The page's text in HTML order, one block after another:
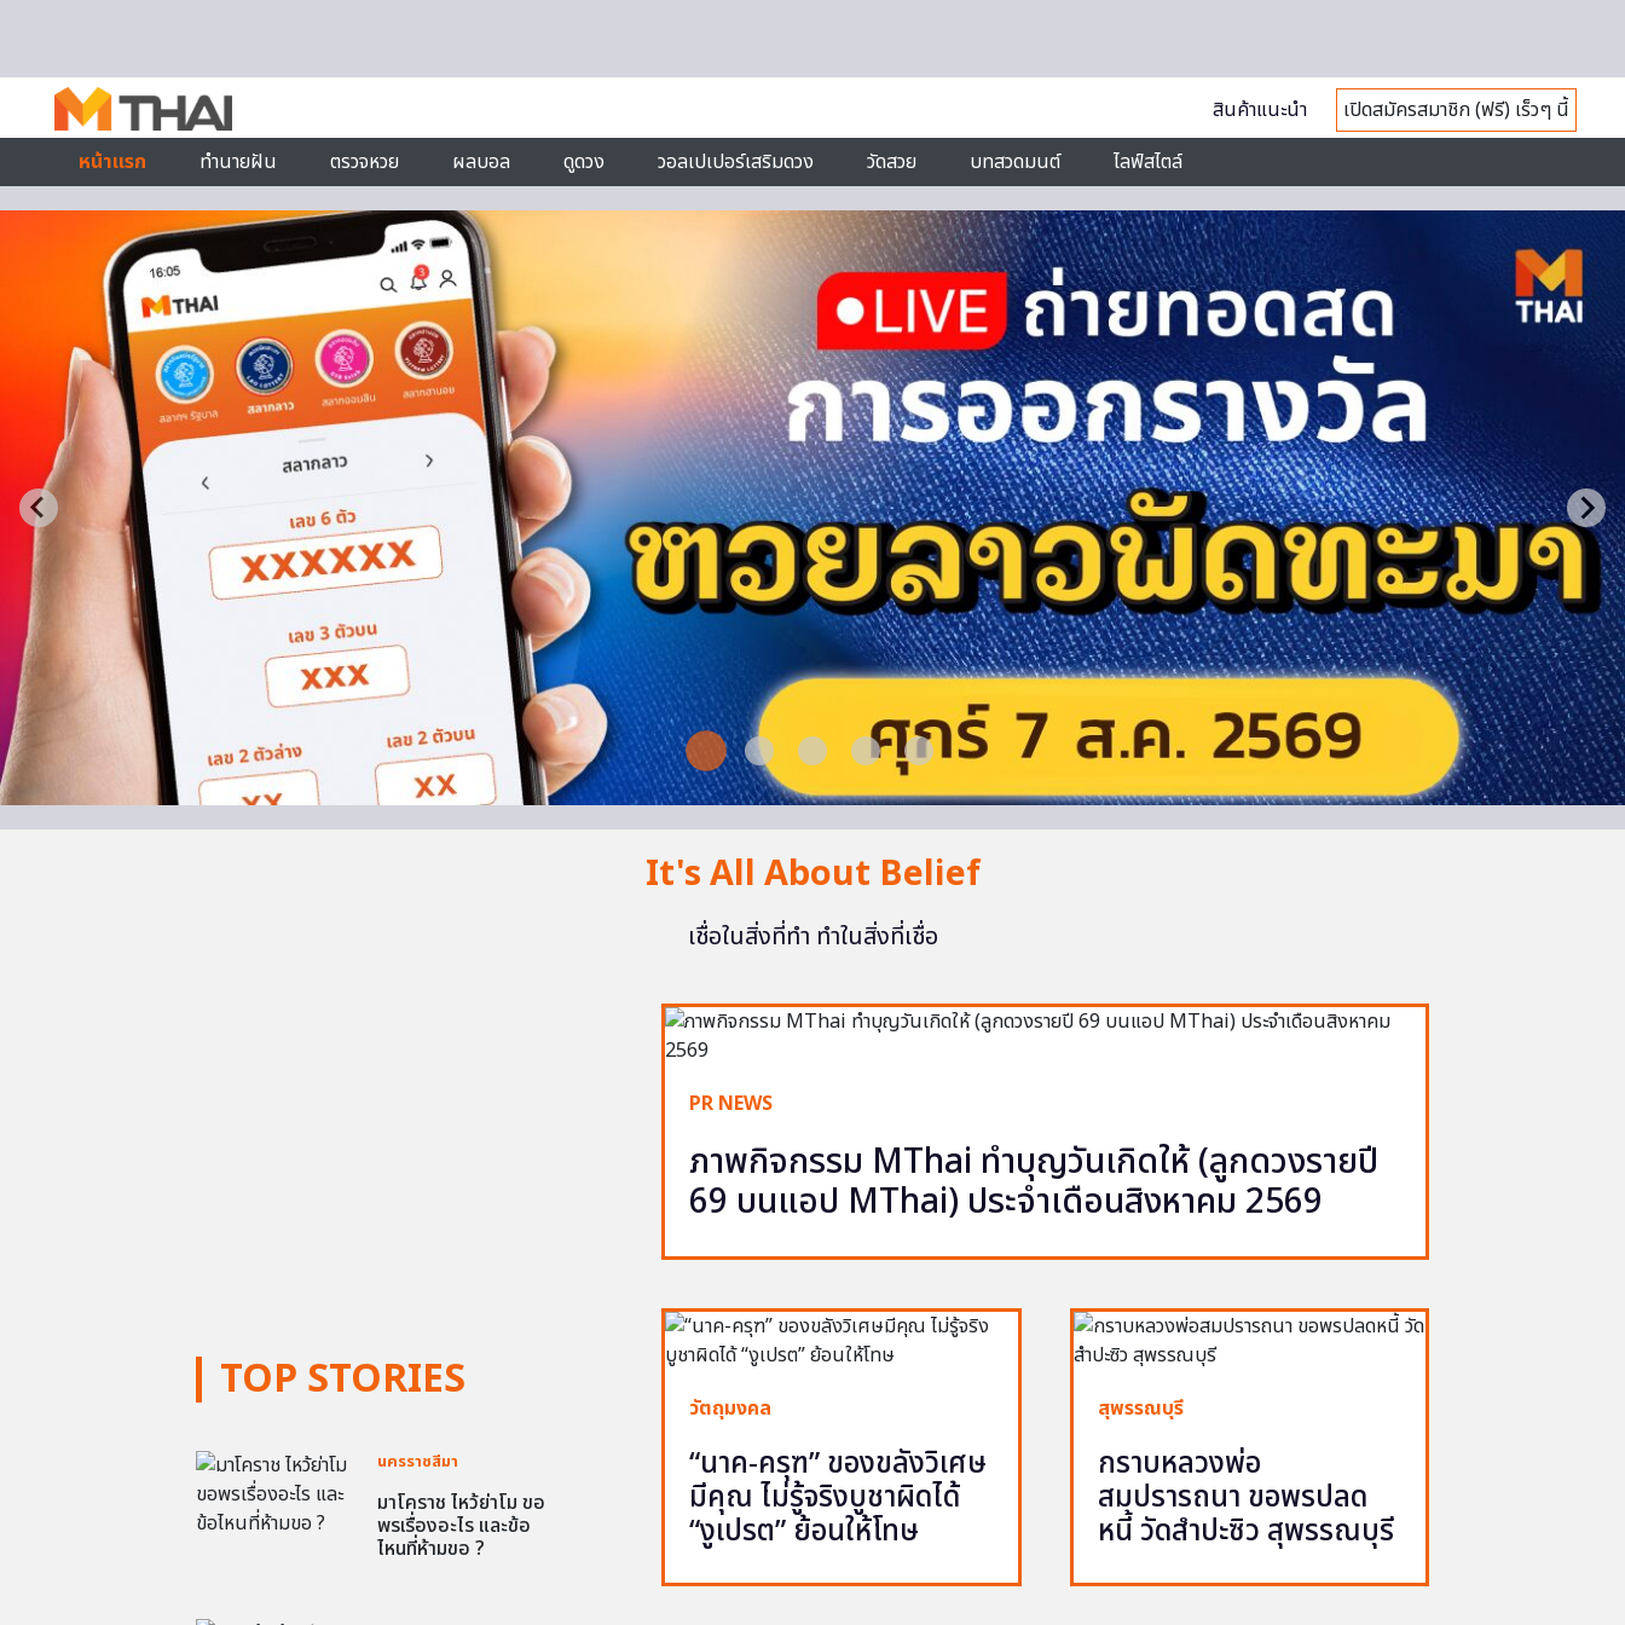
สินค้าแนะนำ
เปิดสมัครสมาชิก (ฟรี) เร็วๆ นี้
หน้าแรก
ทำนายฝัน ตรวจหวย ผลบอล ดูดวง วอลเปเปอร์เสริมดวง วัดสวย บทสวดมนต์ ไลฟ์สไตล์
It's All About Belief
เชื่อในสิ่งที่ทำ ทำในสิ่งที่เชื่อ
TOP STORIES
นครราชสีมา
มาโคราช ไหว้ย่าโม ขอ
พรเรื่องอะไร และข้อ
ไหนที่ห้ามขอ ?
PR NEWS
ภาพกิจกรรม MThai ทำบุญวันเกิดให้ (ลูกดวงรายปี
69 บนแอป MThai) ประจำเดือนสิงหาคม 2569
วัตถุมงคล
“นาค-ครุฑ” ของขลังวิเศษ
มีคุณ ไม่รู้จริงบูชาผิดได้
“งูเปรต” ย้อนให้โทษ
สุพรรณบุรี
กราบหลวงพ่อ
สมปรารถนา ขอพรปลด
หนี้ วัดสำปะซิว สุพรรณบุรี